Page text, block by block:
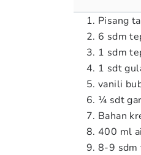
Pisang
6 sdm
1 sdm
1 sdt
vanili
¼ sdt
Bahan
400 ml
8-9 sdm